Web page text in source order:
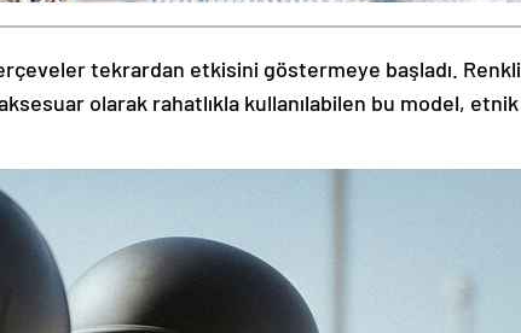
tekrardan etkisini göstermeye başladı. Renkli
olarak rahatlıkla kullanılabilen bu model, etnik